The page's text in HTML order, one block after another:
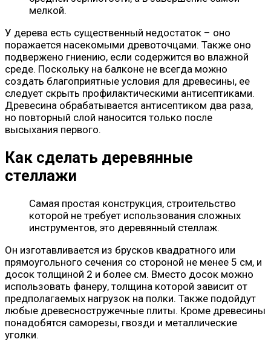
мелкой.
У дерева есть существенный недостаток – оно
поражается насекомыми древоточцами. Также оно
подвержено гниению, если содержится во влажной
среде. Поскольку на балконе не всегда можно
создать благоприятные условия для древесины, ее
следует скрыть профилактическими антисептиками.
Древесина обрабатывается антисептиком два раза,
но повторный слой наносится только после
высыхания первого.
Как сделать деревянные
стеллажи
Самая простая конструкция, строительство
которой не требует использования сложных
инструментов, это деревянный стеллаж.
Он изготавливается из брусков квадратного или
прямоугольного сечения со стороной не менее 5 см, и
досок толщиной 2 и более см. Вместо досок можно
использовать фанеру, толщина которой зависит от
предполагаемых нагрузок на полки. Также подойдут
любые древесностружечные плиты. Кроме древесины
понадобятся саморезы, гвозди и металлические
уголки.